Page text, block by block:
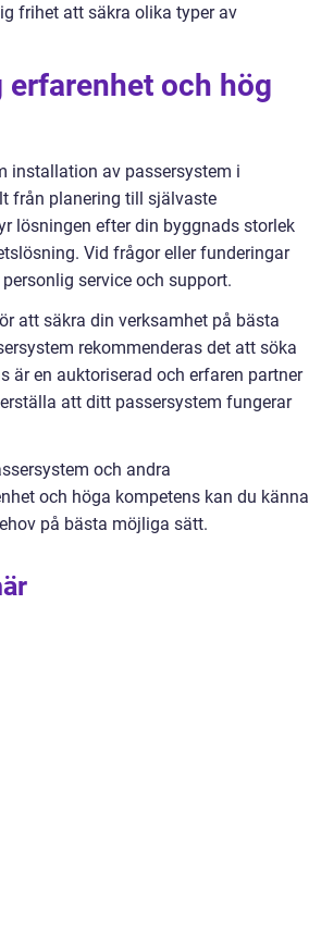
frihet att säkra olika typer av
erfarenhet och hög
installation av passersystem i
från planering till självaste
lösningen efter din byggnads storlek
Vid frågor eller funderingar
service och support.
att säkra din verksamhet på bästa
rekommenderas det att söka
är en auktoriserad och erfaren partner
att ditt passersystem fungerar
och andra
och höga kompetens kan du känna
på bästa möjliga sätt.